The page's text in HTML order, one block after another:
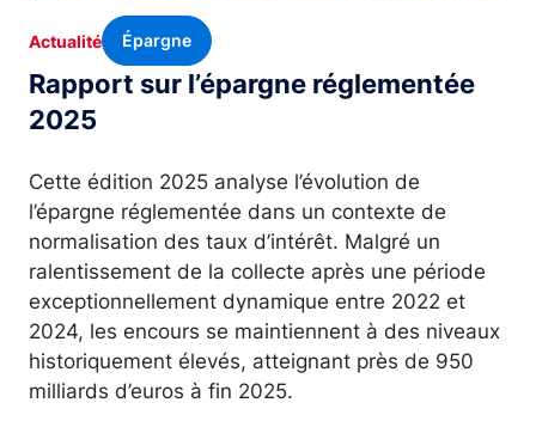
Rapport sur l’épargne réglementée
2025
Actualité Épargne
Cette édition 2025 analyse l’évolution de
l’épargne réglementée dans un contexte de
normalisation des taux d’intérêt. Malgré un
ralentissement de la collecte après une période
exceptionnellement dynamique entre 2022 et
2024, les encours se maintiennent à des niveaux
historiquement élevés, atteignant près de 950
milliards d’euros à fin 2025.